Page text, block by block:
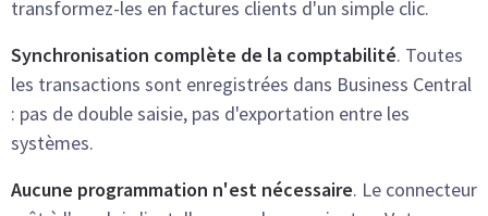
transformez-les en factures clients d'un simple clic.
Synchronisation complète de la comptabilité. Toutes
les transactions sont enregistrées dans Business Central
: pas de double saisie, pas d'exportation entre les
systèmes.
Aucune programmation n'est nécessaire. Le connecteur